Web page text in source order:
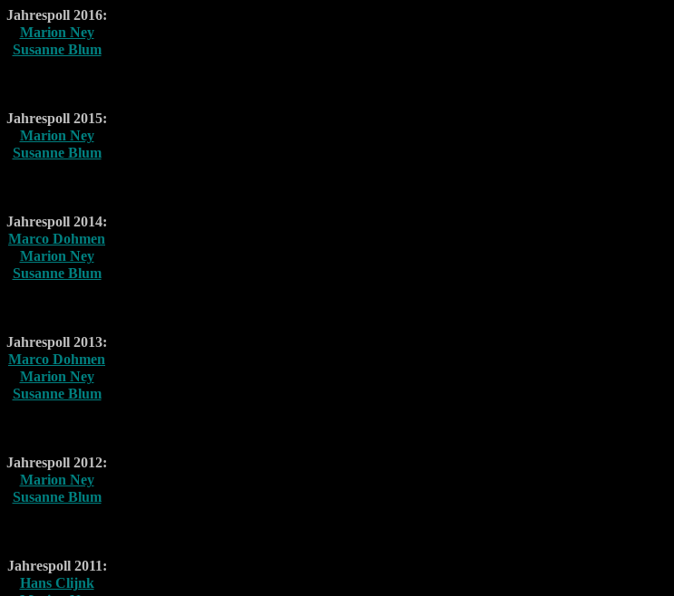
Jahrespoll 2016:
Marion Ney
Susanne Blum
Jahrespoll 2015:
Marion Ney
Susanne Blum
Jahrespoll 2014:
Marco Dohmen
Marion Ney
Susanne Blum
Jahrespoll 2013:
Marco Dohmen
Marion Ney
Susanne Blum
Jahrespoll 2012:
Marion Ney
Susanne Blum
Jahrespoll 2011:
Hans Clijnk